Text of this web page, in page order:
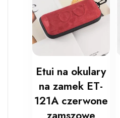
Etui na okulary
na zamek ET-
121A czerwone